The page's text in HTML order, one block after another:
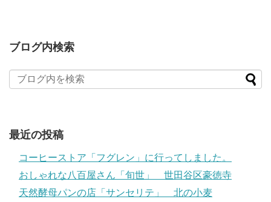
ブログ内検索
最近の投稿
コーヒーストア「フグレン」に行ってしました。
おしゃれな八百屋さん「旬世」 世田谷区豪徳寺
天然酵母パンの店「サンセリテ」 北の小麦